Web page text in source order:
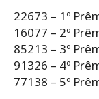
22673 – 1º
16077 – 2º
85213 – 3º
91326 – 4º
77138 – 5º